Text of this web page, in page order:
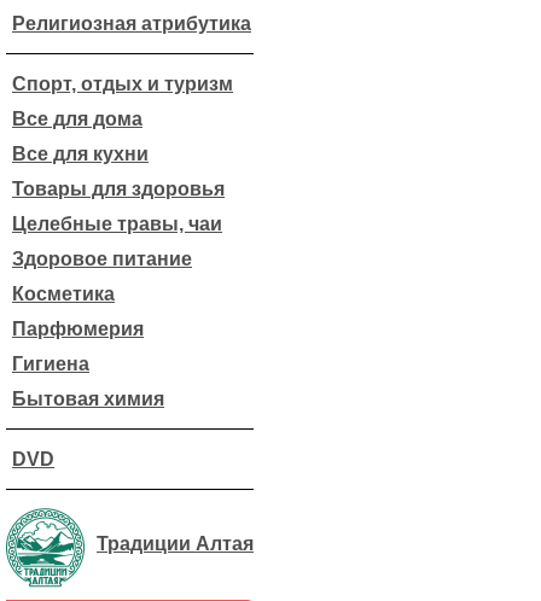
Религиозная атрибутика
Спорт, отдых и туризм
Все для дома
Все для кухни
Товары для здоровья
Целебные травы, чаи
Здоровое питание
Косметика
Парфюмерия
Гигиена
Бытовая химия
DVD
Традиции Алтая